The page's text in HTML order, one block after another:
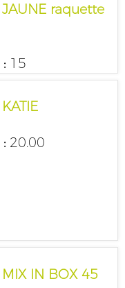
raquette
15
20.00
IN BOX 45